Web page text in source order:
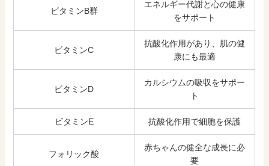
ビタミンB群
エネルギー代謝と心の健康
をサポート
ビタミンC
抗酸化作用があり、肌の健
康にも最適
ビタミンD
カルシウムの吸収をサポー
ト
ビタミンE 抗酸化作用で細胞を保護
フォリック酸
赤ちゃんの健全な成長に必
要